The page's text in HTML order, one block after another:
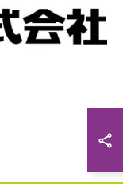
った予備の
たので薄暗
る思いで